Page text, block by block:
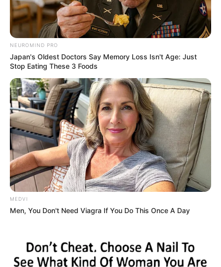
NEUROMIND PRO
Japan's Oldest Doctors Say Memory Loss Isn't Age: Just
Stop Eating These 3 Foods
MEDVI
Men, You Don't Need Viagra If You Do This Once A Day